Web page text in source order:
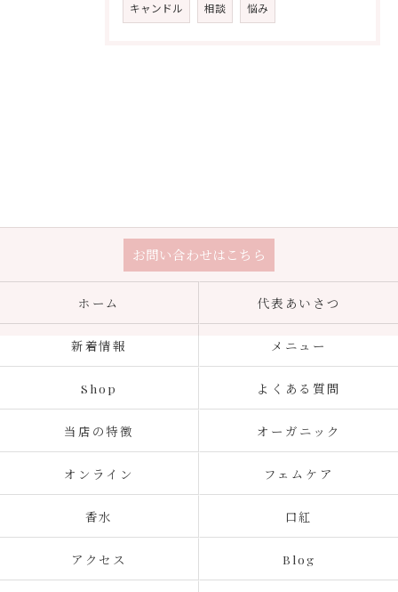
キャンドル 相談 悩み
お問い合わせはこちら
ホーム 代表あいさつ
新着情報 メニュー
Shop よくある質問
当店の特徴 オーガニック
オンライン フェムケア
香水 口紅
アクセス Blog